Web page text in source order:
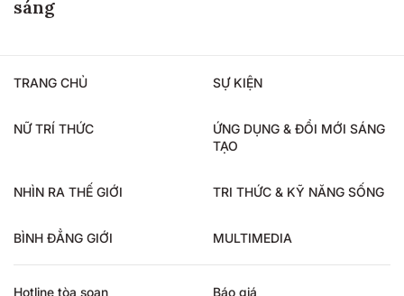
sáng
TRANG CHỦ SỰ KIỆN
NỮ TRÍ THỨC
ỨNG DỤNG & ĐỔI MỚI SÁNG
TẠO
NHÌN RA THẾ GIỚI TRI THỨC & KỸ NĂNG SỐNG
BÌNH ĐẲNG GIỚI MULTIMEDIA
Hotline tòa soạn
Báo giá